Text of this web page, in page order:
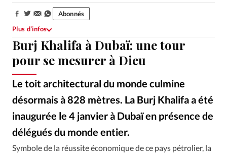
Opinions
Tous les articles
Faire un don
Emploi
Se connecter
Édition: Internationale
Devise:
Burj Khalifa à Dubaï: une tour
pour se mesurer à Dieu
Le toit architectural du monde culmine
désormais à 828 mètres. La Burj Khalifa a été
inaugurée le 4 janvier à Dubaï en présence de
délégués du monde entier.
Partager:
Abonnés
Plus d’infos
Symbole de la réussite économique de ce pays pétrolier, la